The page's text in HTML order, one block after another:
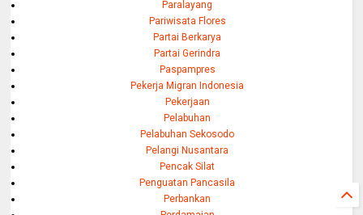
Paralayang
Pariwisata Flores
Partai Berkarya
Partai Gerindra
Paspampres
Pekerja Migran Indonesia
Pekerjaan
Pelabuhan
Pelabuhan Sekosodo
Pelangi Nusantara
Pencak Silat
Penguatan Pancasila
Perbankan